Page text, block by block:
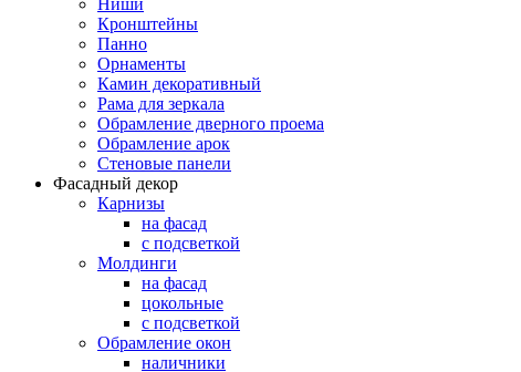
Ниши
Кронштейны
Панно
Орнаменты
Камин декоративный
Рама для зеркала
Обрамление дверного проема
Обрамление арок
Стеновые панели
Фасадный декор
Карнизы
на фасад
с подсветкой
Молдинги
на фасад
цокольные
с подсветкой
Обрамление окон
наличники